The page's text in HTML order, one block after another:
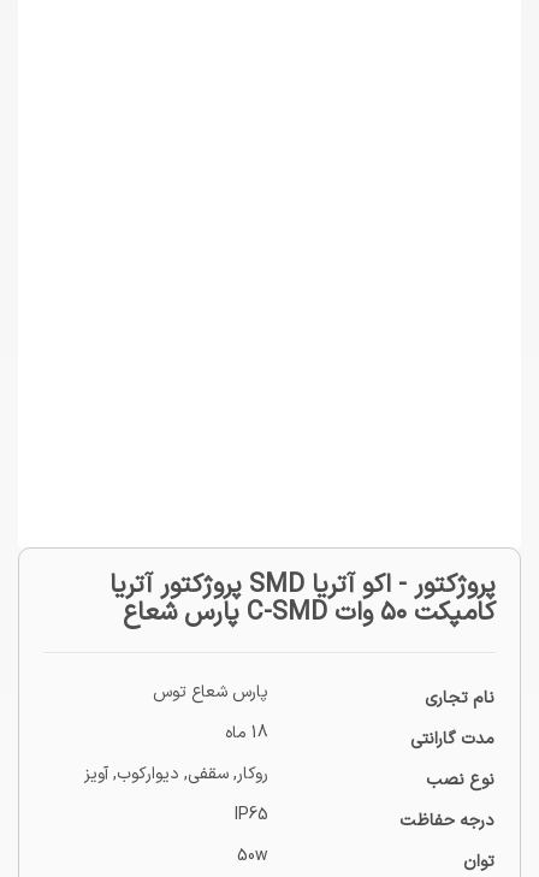
پروژکتور - اکو آتریا SMD پروژکتور آتریا
کامپکت ۵۰ وات C-SMD پارس شعاع
نام تجاری
پارس شعاع توس
مدت گارانتی
18 ماه
نوع نصب
روکار,سقفی, دیوارکوب,آویز
درجه حفاظت
IP65
توان
50w